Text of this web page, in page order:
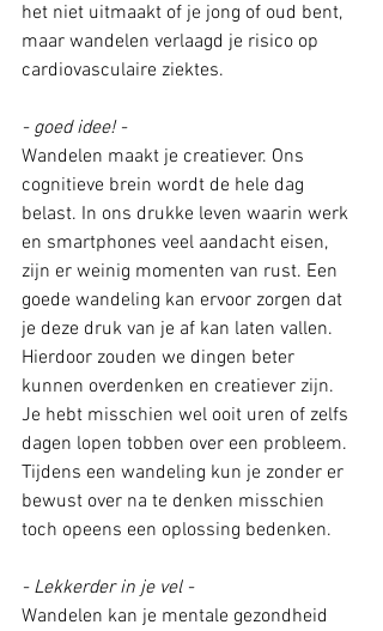
het niet uitmaakt of je jong of oud bent,
maar wandelen verlaagd je risico op
cardiovasculaire ziektes.
- goed idee! -
Wandelen maakt je creatiever. Ons
cognitieve brein wordt de hele dag
belast. In ons drukke leven waarin werk
en smartphones veel aandacht eisen,
zijn er weinig momenten van rust. Een
goede wandeling kan ervoor zorgen dat
je deze druk van je af kan laten vallen.
Hierdoor zouden we dingen beter
kunnen overdenken en creatiever zijn.
Je hebt misschien wel ooit uren of zelfs
dagen lopen tobben over een probleem.
Tijdens een wandeling kun je zonder er
bewust over na te denken misschien
toch opeens een oplossing bedenken.
- Lekkerder in je vel -
Wandelen kan je mentale gezondheid